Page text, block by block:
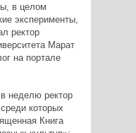
в целом
эксперименты,
ректор
Марат
на портале
неделю ректор
которых
Книга